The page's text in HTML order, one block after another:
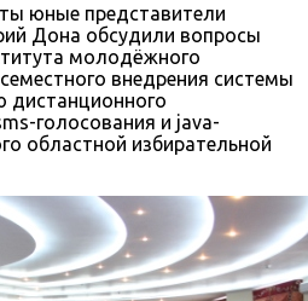
юные представители
Дона обсудили вопросы
молодёжного
внедрения системы
дистанционного
голосования и java-
областной избирательной